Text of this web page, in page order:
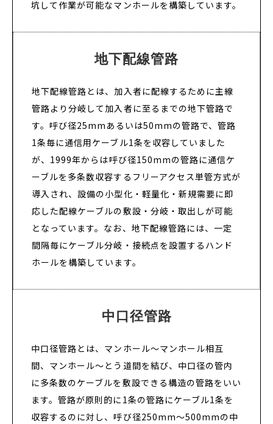
坑して作業が可能なマンホールを構築しています。
地下配線管路
地下配線管路とは、加入者に配線するために主線
管路より分岐して加入者に至るまでの地下管路で
す。呼び径25mmあるいは50mmの管路で、管路
1条毎に通信用ケーブル1条を収容していました
が、1999年からは呼び径150mmの管路に通信ケ
ーブルを多条数収容するフリーアクセス単管方式が
導入され、設備の小型化・軽量化・新規需要に即
応した配線ケーブルの敷設・分岐・取出しが可能
となっています。なお、地下配線管路には、一定
間隔毎にケーブル分岐・接続点を設置するハンド
ホールを構築しています。
中口径管路
中口径管路とは、マンホール～マンホール相互
間、マンホール～とう道間を結び、中口径の管内
に多条数のケーブルを敷設できる構造の管路をいい
ます。管路が原則的に1条の管路にケーブル1条を
収容するのに対し、呼び径250mm～500mmの中